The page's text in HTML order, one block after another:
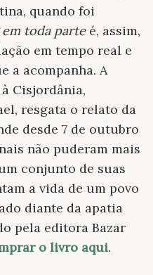
quando foi
em toda parteé, assim,
em tempo real e
a acompanha. A
Cisjordânia,
resgata o relato da
desde 7 de outubro
não puderam mais
conjunto de suas
a vida de um povo
diante da apatia
pela editora Bazar
o livro aqui.